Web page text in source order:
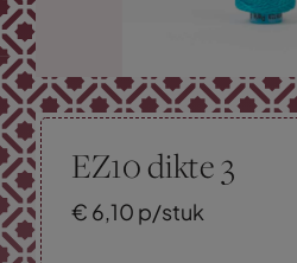
EZ10 dikte 3
€ 6,10 p/stuk